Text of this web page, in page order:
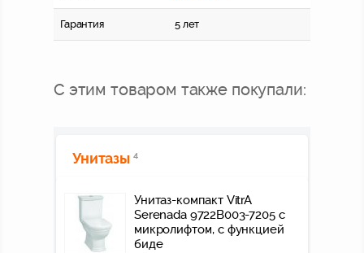
Гарантия 5 лет
С этим товаром также покупали:
Унитазы 4
Унитаз-компакт VitrA
Serenada 9722B003-7205 с
микролифтом, с функцией
биде